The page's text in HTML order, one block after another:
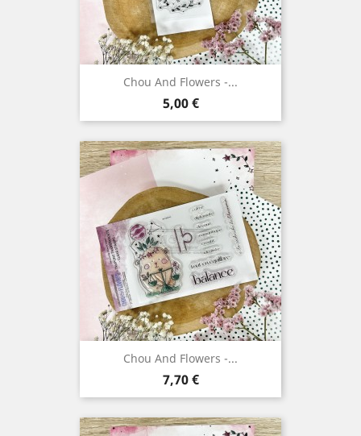
Chou And Flowers -...
Prix
5,00 €
Chou And Flowers -...
Prix
7,70 €